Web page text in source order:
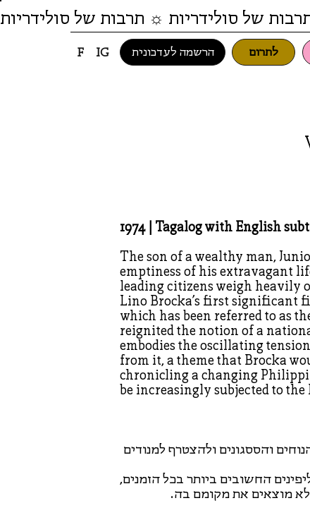
לתרום F IG הרשמה לעדכונית
של סולידריות ☼ תרבות של סולידריות
1974 | Tagalog with English
The son of a wealthy man,
emptiness of his extravagant
leading citizens weigh heavily
Lino Brocka’s first significant
which has been referred to as
reignited the notion of a
embodies the oscillating
from it, a theme that Brocka
chronicling a changing
be increasingly subjected to
והססגונים ולהצטרף למנודים
החשובים ביותר בכל הזמנים,
מוצאים את מקומם בה.